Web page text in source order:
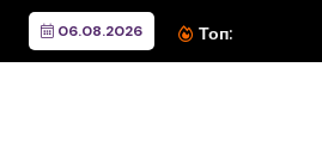
06.08.2026 Топ: